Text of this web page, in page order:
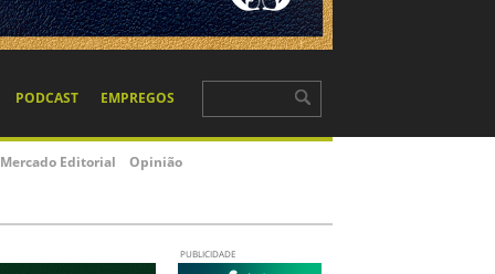
PODCAST EMPREGOS
Mercado Editorial Opinião
PUBLICIDADE